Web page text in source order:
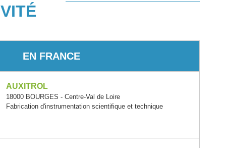
EN FRANCE
AUXITROL
18000 BOURGES - Centre-Val de Loire
Fabrication d'instrumentation scientifique et technique